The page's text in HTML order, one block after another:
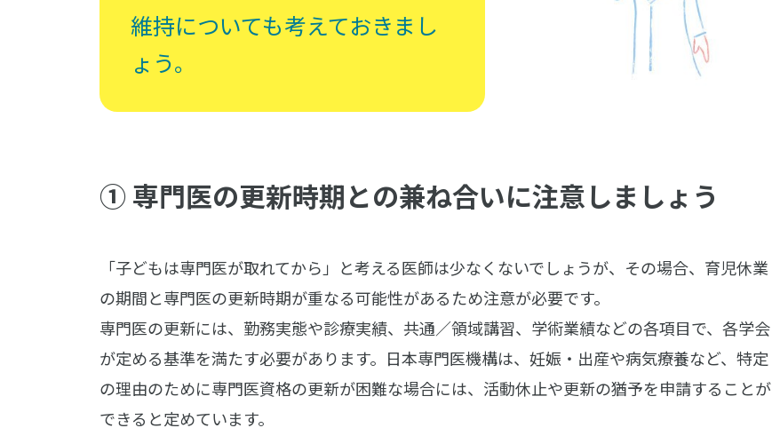
維持についても考えておきまし
ょう。
① 専門医の更新時期との兼ね合いに注意しましょう
「子どもは専門医が取れてから」と考える医師は少なくないでしょうが、その場合、育児休業
の期間と専門医の更新時期が重なる可能性があるため注意が必要です。
専門医の更新には、勤務実態や診療実績、共通／領域講習、学術業績などの各項目で、各学会
が定める基準を満たす必要があります。日本専門医機構は、妊娠・出産や病気療養など、特定
の理由のために専門医資格の更新が困難な場合には、活動休止や更新の猶予を申請することが
できると定めています。